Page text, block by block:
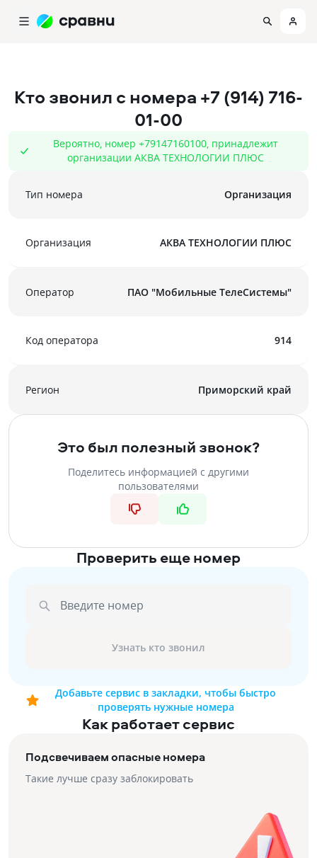
Кто звонил с номера +7 (914) 716-
01-00
Вероятно, номер +79147160100, принадлежит
организации АКВА ТЕХНОЛОГИИ ПЛЮС
Тип номера Организация
Организация АКВА ТЕХНОЛОГИИ ПЛЮС
Оператор ПАО "Мобильные ТелеСистемы"
Код оператора 914
Регион Приморский край
Это был полезный звонок?
Поделитесь информацией с другими
пользователями
Проверить еще номер
Введите номер
Узнать кто звонил
Добавьте сервис в закладки, чтобы быстро
проверять нужные номера
Как работает сервис
Подсвечиваем опасные номера
Такие лучше сразу заблокировать